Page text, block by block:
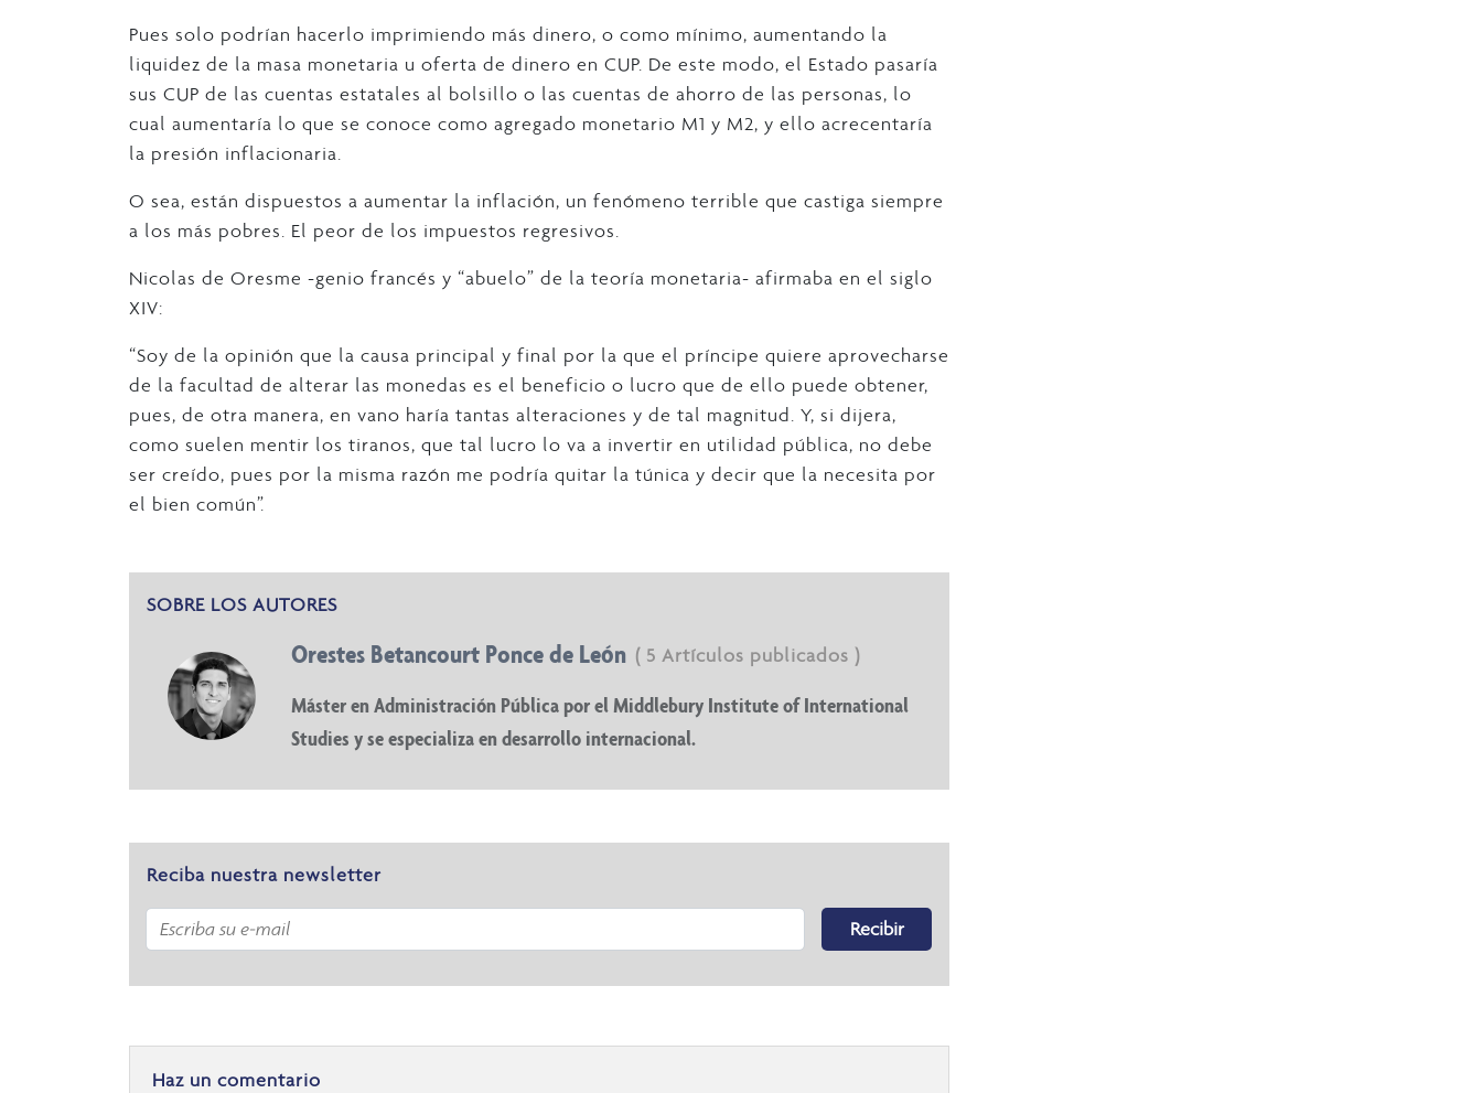
Pues solo podrían hacerlo imprimiendo más dinero, o como mínimo, aumentando la
liquidez de la masa monetaria u oferta de dinero en CUP. De este modo, el Estado pasaría
sus CUP de las cuentas estatales al bolsillo o las cuentas de ahorro de las personas, lo
cual aumentaría lo que se conoce como agregado monetario M1 y M2, y ello acrecentaría
la presión inflacionaria.
O sea, están dispuestos a aumentar la inflación, un fenómeno terrible que castiga siempre
a los más pobres. El peor de los impuestos regresivos.
Nicolas de Oresme -genio francés y “abuelo” de la teoría monetaria- afirmaba en el siglo
XIV:
“Soy de la opinión que la causa principal y final por la que el príncipe quiere aprovecharse
de la facultad de alterar las monedas es el beneficio o lucro que de ello puede obtener,
pues, de otra manera, en vano haría tantas alteraciones y de tal magnitud. Y, si dijera,
como suelen mentir los tiranos, que tal lucro lo va a invertir en utilidad pública, no debe
ser creído, pues por la misma razón me podría quitar la túnica y decir que la necesita por
el bien común”.
SOBRE LOS AUTORES
Orestes Betancourt Ponce de León ( 5 Artículos publicados )
Máster en Administración Pública por el Middlebury Institute of International
Studies y se especializa en desarrollo internacional.
Reciba nuestra newsletter
Recibir
Haz un comentario